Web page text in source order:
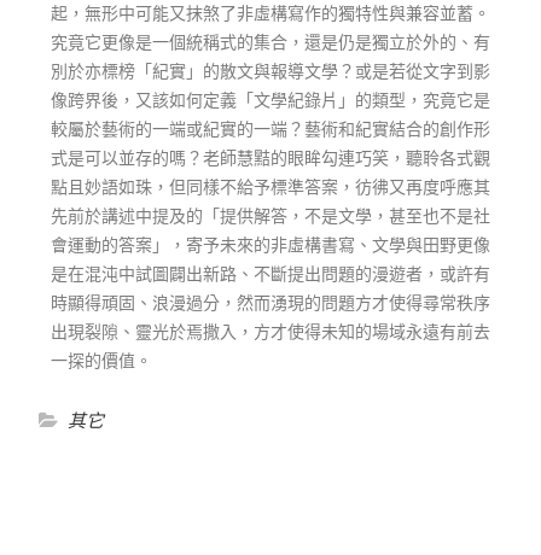
起，無形中可能又抹煞了非虛構寫作的獨特性與兼容並蓄。
究竟它更像是一個統稱式的集合，還是仍是獨立於外的、有
別於亦標榜「紀實」的散文與報導文學？或是若從文字到影
像跨界後，又該如何定義「文學紀錄片」的類型，究竟它是
較屬於藝術的一端或紀實的一端？藝術和紀實結合的創作形
式是可以並存的嗎？老師慧黠的眼眸勾連巧笑，聽聆各式觀
點且妙語如珠，但同樣不給予標準答案，彷彿又再度呼應其
先前於講述中提及的「提供解答，不是文學，甚至也不是社
會運動的答案」，寄予未來的非虛構書寫、文學與田野更像
是在混沌中試圖闢出新路、不斷提出問題的漫遊者，或許有
時顯得頑固、浪漫過分，然而湧現的問題方才使得尋常秩序
出現裂隙、靈光於焉撒入，方才使得未知的場域永遠有前去
一探的價值。
其它